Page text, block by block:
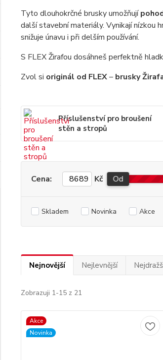
Tyto dlouhokrčné brusky umožňují
další stavební materiály. Vynikají nízkou
snižuje únavu i při delším používání.
S FLEX Žirafou dosáhneš perfektně
Zvol si originál od FLEX– brusky
Příslušenství pro broušení
stěn a stropů
Cena: Kč Od
Skladem Novinka Akce
Nejnovější Nejlevnější
Zobrazuji 1-15 z 21
Akce
Novinka